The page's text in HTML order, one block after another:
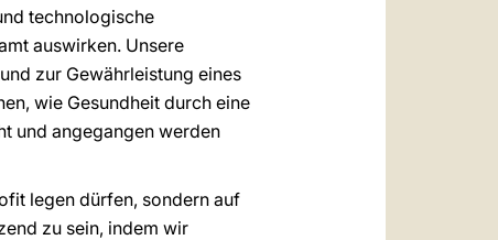
technologische
auswirken. Unsere
zur Gewährleistung eines
wie Gesundheit durch eine
und angegangen werden
legen dürfen, sondern auf
zu sein, indem wir